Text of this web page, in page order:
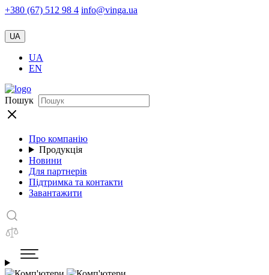
+380 (67) 512 98 4 info@vinga.ua
UA
UA
EN
Пошук
Про компанію
Продукція
Новини
Для партнерів
Підтримка та контакти
Завантажити